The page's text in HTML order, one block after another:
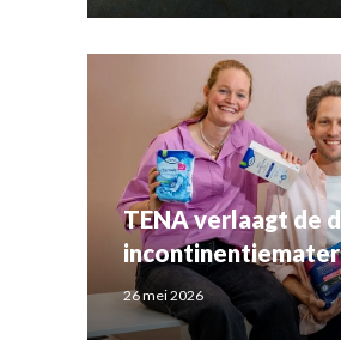
TENA verlaagt de
26 mei 2026